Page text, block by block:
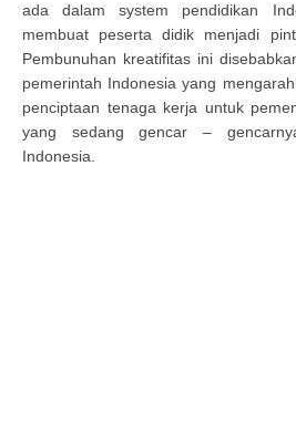
ada dalam system pendidikan
membuat peserta didik menjadi
Pembunuhan kreatifitas ini
pemerintah Indonesia yang
penciptaan tenaga kerja untuk
yang sedang gencar –
Indonesia.